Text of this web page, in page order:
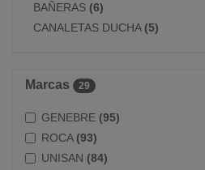
BAÑERAS (6)
CANALETAS DUCHA (5)
Marcas 29
GENEBRE (95)
ROCA (93)
UNISAN (84)